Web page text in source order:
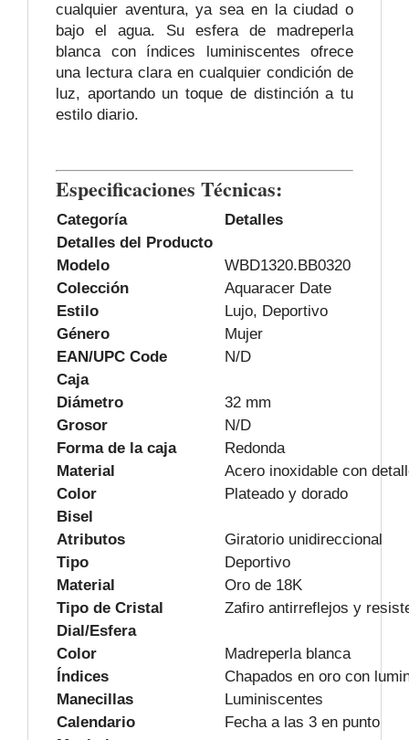
cualquier aventura, ya sea en la ciudad o
bajo el agua. Su esfera de madreperla
blanca con índices luminiscentes ofrece
una lectura clara en cualquier condición de
luz, aportando un toque de distinción a tu
estilo diario.
Especificaciones Técnicas:
Categoría
Detalles
Detalles del Producto
Modelo
WBD1320.BB0320
Colección
Aquaracer Date
Estilo
Lujo, Deportivo
Género
Mujer
EAN/UPC Code
N/D
Caja
Diámetro
32 mm
Grosor
N/D
Forma de la caja
Redonda
Material
Acero inoxidable con
Color
Plateado y dorado
Bisel
Atributos
Giratorio unidireccional
Tipo
Deportivo
Material
Oro de 18K
Tipo de Cristal
Zafiro antirreflejos y
Dial/Esfera
Color
Madreperla blanca
Índices
Chapados en oro con
Manecillas
Luminiscentes
Calendario
Fecha a las 3 en punto